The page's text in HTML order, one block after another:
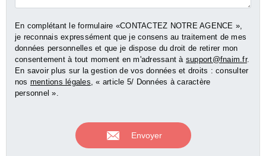
En complétant le formulaire «CONTACTEZ NOTRE AGENCE »,
je reconnais expressément que je consens au traitement de mes
données personnelles et que je dispose du droit de retirer mon
consentement à tout moment en m'adressant à support@fnaim.fr.
En savoir plus sur la gestion de vos données et droits : consulter
nos mentions légales , « article 5/ Données à caractère
personnel ».